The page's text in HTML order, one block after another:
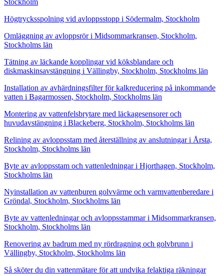
Högtrycksspolning vid avloppsstopp i Södermalm, Stockholm
Omläggning av avloppsrör i Midsommarkransen, Stockholm,
Stockholms län
Tätning av läckande kopplingar vid köksblandare och
diskmaskinsavstängning i Vällingby, Stockholm, Stockholms län
Installation av avhärdningsfilter för kalkreducering på inkommande
vatten i Bagarmossen, Stockholm, Stockholms län
Montering av vattenfelsbrytare med läckagesensorer och
huvudavstängning i Blackeberg, Stockholm, Stockholms län
Relining av avloppsstam med återställning av anslutningar i Årsta,
Stockholm, Stockholms län
Byte av avloppsstam och vattenledningar i Hjorthagen, Stockholm,
Stockholms län
Nyinstallation av vattenburen golvvärme och varmvattenberedare i
Gröndal, Stockholm, Stockholms län
Byte av vattenledningar och avloppsstammar i Midsommarkransen,
Stockholm, Stockholms län
Renovering av badrum med ny rördragning och golvbrunn i
Vällingby, Stockholm, Stockholms län
Så sköter du din vattenmätare för att undvika felaktiga räkningar